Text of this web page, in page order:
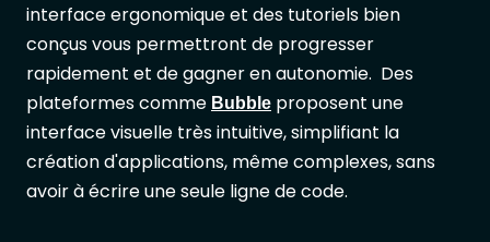
interface ergonomique et des tutoriels bien
conçus vous permettront de progresser
rapidement et de gagner en autonomie. Des
plateformes comme Bubble proposent une
interface visuelle très intuitive, simplifiant la
création d'applications, même complexes, sans
avoir à écrire une seule ligne de code.